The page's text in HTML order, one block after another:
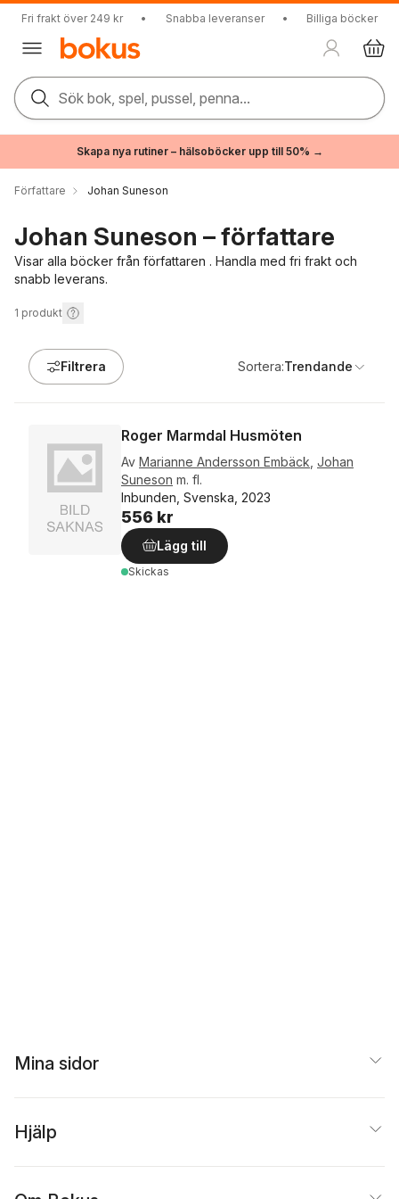
Fri frakt över 249 kr • Snabba leveranser • Billiga böcker
Sök bok, spel, pussel, penna...
Skapa nya rutiner – hälsoböcker upp till 50% →
Författare Johan Suneson
Johan Suneson – författare
Visar alla böcker från författaren . Handla med fri frakt och
snabb leverans.
1 produkt
Filtrera Sortera:Trendande
Roger Marmdal Husmöten
Av Marianne Andersson Embäck Johan
Suneson m. fl.
Inbunden, Svenska, 2023
556 kr
Lägg till
Skickas
Mina sidor
Hjälp